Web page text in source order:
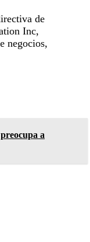
de
Inc,
negocios,
a